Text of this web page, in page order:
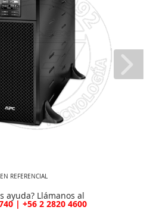
REFERENCIAL
ayuda? Llámanos al
| +56 2 2820 4600